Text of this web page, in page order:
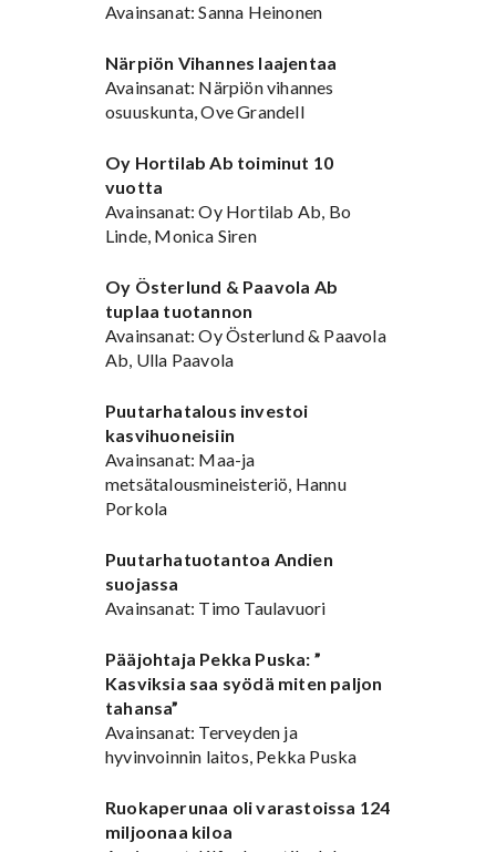
Avainsanat: Sanna Heinonen
Närpiön Vihannes laajentaa
Avainsanat: Närpiön vihannes
osuuskunta, Ove Grandell
Oy Hortilab Ab toiminut 10
vuotta
Avainsanat: Oy Hortilab Ab, Bo
Linde, Monica Siren
Oy Österlund & Paavola Ab
tuplaa tuotannon
Avainsanat: Oy Österlund & Paavola
Ab, Ulla Paavola
Puutarhatalous investoi
kasvihuoneisiin
Avainsanat: Maa-ja
metsätalousmineisteriö, Hannu
Porkola
Puutarhatuotantoa Andien
suojassa
Avainsanat: Timo Taulavuori
Pääjohtaja Pekka Puska: ”
Kasviksia saa syödä miten paljon
tahansa”
Avainsanat: Terveyden ja
hyvinvoinnin laitos, Pekka Puska
Ruokaperunaa oli varastoissa 124
miljoonaa kiloa